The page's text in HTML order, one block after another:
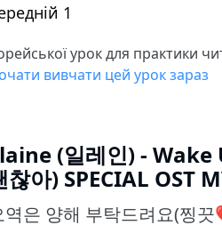
1
урок для практики
вивчати цей урок зараз
(일레인) -
찮아) SPECIAL OST
역은 양해 부탁드려요(찡